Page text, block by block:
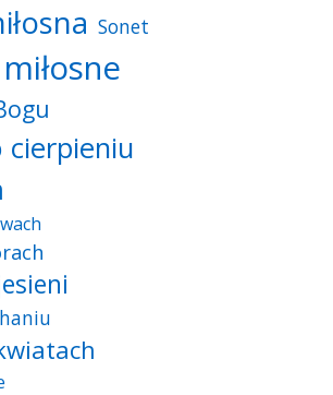
Sonet
cierpieniu